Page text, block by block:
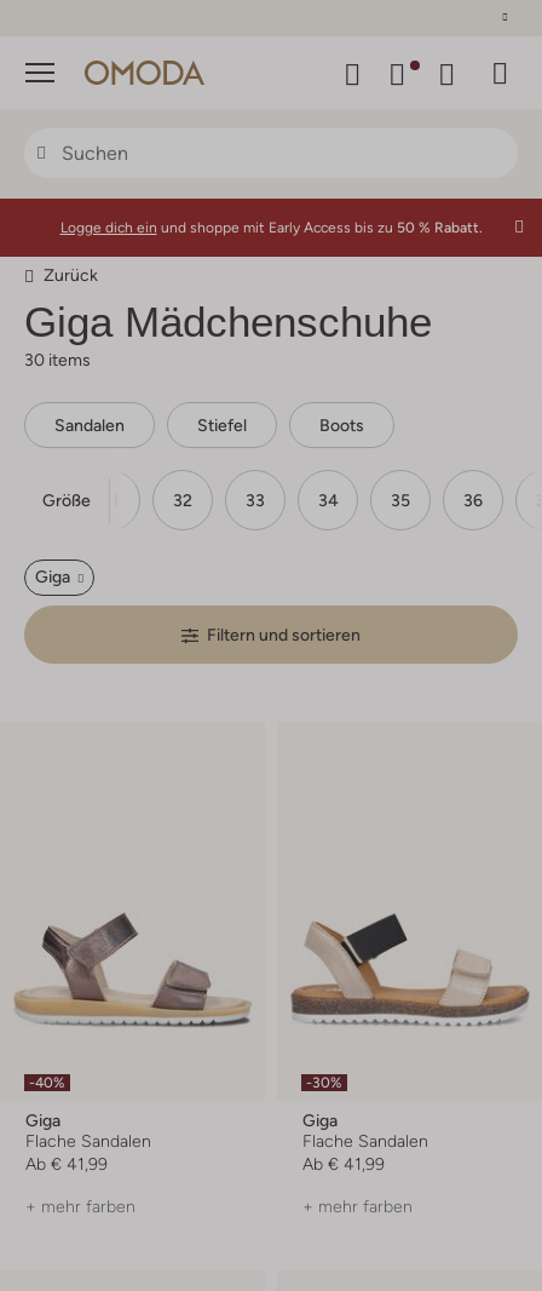
Menü
Logge dich ein und shoppe mit Early Access bis zu 50 % Rabatt.
Zurück
Giga Mädchenschuhe
30 items
Sandalen Stiefel Boots
Größe
30 32 33 34 35 36
Giga
Filtern und sortieren
-40%
Giga
Flache Sandalen
Ab € 41,99
+ mehr farben
-30%
Giga
Flache Sandalen
Ab € 41,99
+ mehr farben